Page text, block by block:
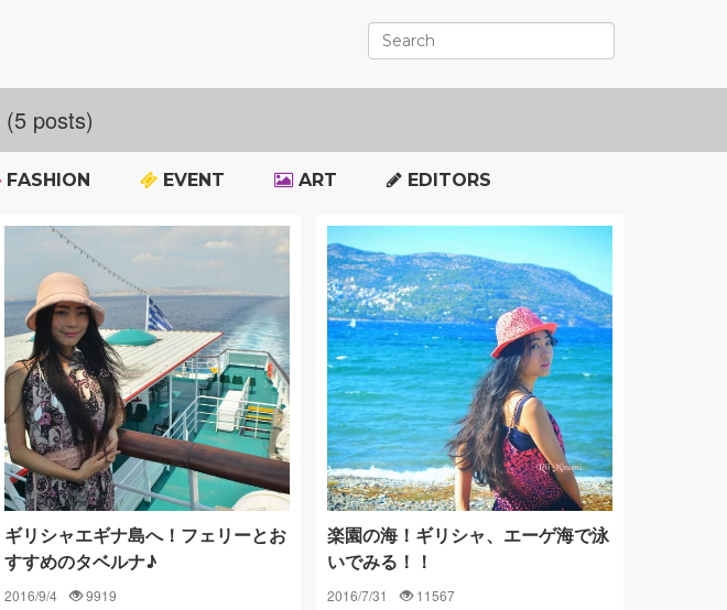
(5 posts)
FASHION EVENT ART EDITORS
ギリシャエギナ島へ！フェリーとお
すすめのタベルナ♪
2016/9/4 9919
楽園の海！ギリシャ、エーゲ海で泳
いでみる！！
2016/7/31 11567